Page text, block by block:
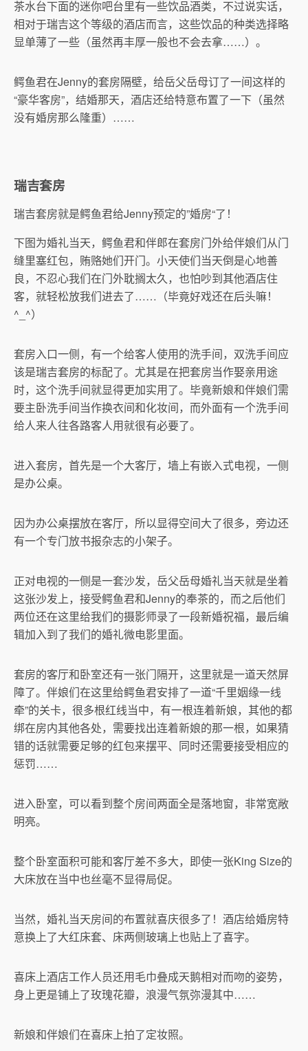
茶水台下面的迷你吧台里有一些饮品酒类，不过说实话，
相对于瑞吉这个等级的酒店而言，这些饮品的种类选择略
显单薄了一些（虽然再丰厚一般也不会去拿……）。
鳄鱼君在Jenny的套房隔壁，给岳父岳母订了一间这样的
“豪华客房”，结婚那天，酒店还给特意布置了一下（虽然
没有婚房那么隆重）……
瑞吉套房
瑞吉套房就是鳄鱼君给Jenny预定的”婚房“了！
下图为婚礼当天，鳄鱼君和伴郎在套房门外给伴娘们从门
缝里塞红包，贿赂她们开门。小天使们当天倒是心地善
良，不忍心我们在门外耽搁太久，也怕吵到其他酒店住
客，就轻松放我们进去了……（毕竟好戏还在后头嘛！
^_^）
套房入口一侧，有一个给客人使用的洗手间，双洗手间应
该是瑞吉套房的标配了。尤其是在把套房当作娶亲用途
时，这个洗手间就显得更加实用了。毕竟新娘和伴娘们需
要主卧洗手间当作换衣间和化妆间，而外面有一个洗手间
给人来人往各路客人用就很有必要了。
进入套房，首先是一个大客厅，墙上有嵌入式电视，一侧
是办公桌。
因为办公桌摆放在客厅，所以显得空间大了很多，旁边还
有一个专门放书报杂志的小架子。
正对电视的一侧是一套沙发，岳父岳母婚礼当天就是坐着
这张沙发上，接受鳄鱼君和Jenny的奉茶的，而之后他们
两位还在这里给我们的摄影师录了一段新婚祝福，最后编
辑加入到了我们的婚礼微电影里面。
套房的客厅和卧室还有一张门隔开，这里就是一道天然屏
障了。伴娘们在这里给鳄鱼君安排了一道“千里姻缘一线
牵”的关卡，很多根红线当中，有一根连着新娘，其他的都
绑在房内其他各处，需要找出连着新娘的那一根，如果猜
错的话就需要足够的红包来摆平、同时还需要接受相应的
惩罚……
进入卧室，可以看到整个房间两面全是落地窗，非常宽敞
明亮。
整个卧室面积可能和客厅差不多大，即使一张King Size的
大床放在当中也丝毫不显得局促。
当然，婚礼当天房间的布置就喜庆很多了！酒店给婚房特
意换上了大红床套、床两侧玻璃上也贴上了喜字。
喜床上酒店工作人员还用毛巾叠成天鹅相对而吻的姿势，
身上更是铺上了玫瑰花瓣，浪漫气氛弥漫其中……
新娘和伴娘们在喜床上拍了定妆照。